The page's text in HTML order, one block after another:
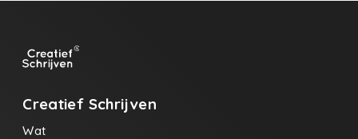
Creatief Schrijven
Wat